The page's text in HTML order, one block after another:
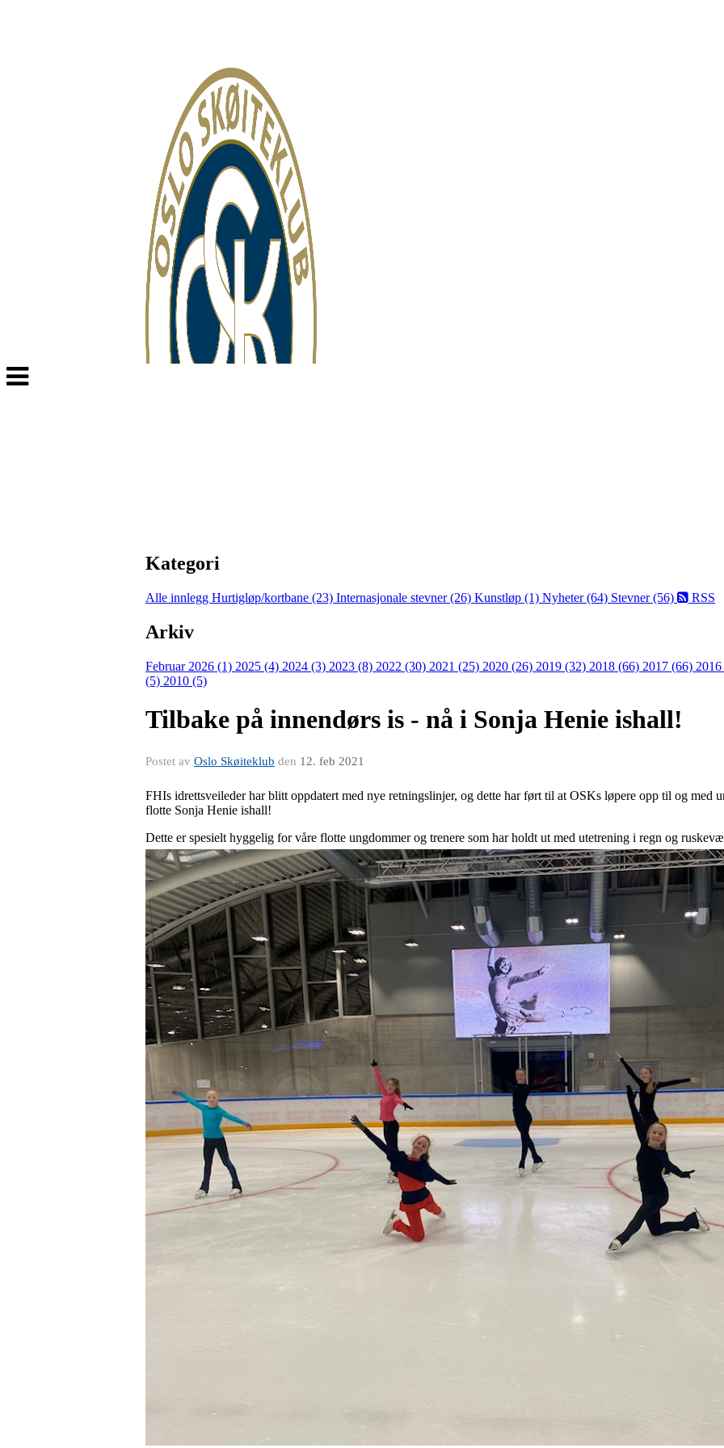
Veksle
navigasjon
Kategori
Alle innlegg Hurtigløp/kortbane (23) Internasjonale stevner (26) Kunstløp (1) Nyheter (64) Stevner (56) RSS
Arkiv
Februar 2026 (1) 2025 (4) 2024 (3) 2023 (8) 2022 (30) 2021 (25) 2020 (26) 2019 (32) 2018 (66) 2017 (66)
(5) 2010 (5)
Tilbake på innendørs is - nå i Sonja Henie ishall!
Postet av Oslo Skøiteklub den 12. feb 2021
FHIs idrettsveileder har blitt oppdatert med nye retningslinjer, og dette har ført til at OSKs løpere opp til og med
flotte Sonja Henie ishall!
Dette er spesielt hyggelig for våre flotte ungdommer og trenere som har holdt ut med utetrening i regn og